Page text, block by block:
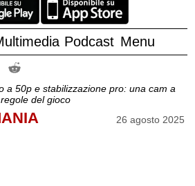
Podcast Menu
a 50p e stabilizzazione pro: una cam a
del gioco
26 agosto 2025